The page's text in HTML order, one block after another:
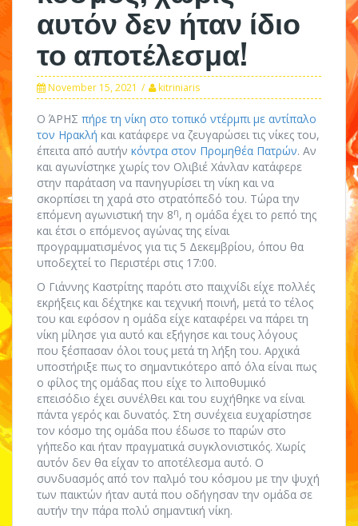
αυτόν δεν ήταν ίδιο
το αποτέλεσμα!
November 15, 2021 kitriniaris
Ο ΆΡΗΣ πήρε τη νίκη στο τοπικό ντέρμπι με αντίπαλο
τον Ηρακλή και κατάφερε να ζευγαρώσει τις νίκες του,
έπειτα από αυτήν κόντρα στον Προμηθέα Πατρών. Αν
και αγωνίστηκε χωρίς τον Ολιβιέ Χάνλαν κατάφερε
στην παράταση να πανηγυρίσει τη νίκη και να
σκορπίσει τη χαρά στο στρατόπεδό του. Τώρα την
επόμενη αγωνιστική την 8η, η ομάδα έχει το ρεπό της
και έτσι ο επόμενος αγώνας της είναι
προγραμματισμένος για τις 5 Δεκεμβρίου, όπου θα
υποδεχτεί το Περιστέρι στις 17:00.
Ο Γιάννης Καστρίτης παρότι στο παιχνίδι είχε πολλές
εκρήξεις και δέχτηκε και τεχνική ποινή, μετά το τέλος
του και εφόσον η ομάδα είχε καταφέρει να πάρει τη
νίκη μίλησε για αυτό και εξήγησε και τους λόγους
που ξέσπασαν όλοι τους μετά τη λήξη του. Αρχικά
υποστήριξε πως το σημαντικότερο από όλα είναι πως
ο φίλος της ομάδας που είχε το λιποθυμικό
επεισόδιο έχει συνέλθει και του ευχήθηκε να είναι
πάντα γερός και δυνατός. Στη συνέχεια ευχαρίστησε
τον κόσμο της ομάδα που έδωσε το παρών στο
γήπεδο και ήταν πραγματικά συγκλονιστικός. Χωρίς
αυτόν δεν θα είχαν το αποτέλεσμα αυτό. Ο
συνδυασμός από τον παλμό του κόσμου με την ψυχή
των παικτών ήταν αυτά που οδήγησαν την ομάδα σε
αυτήν την πάρα πολύ σημαντική νίκη.